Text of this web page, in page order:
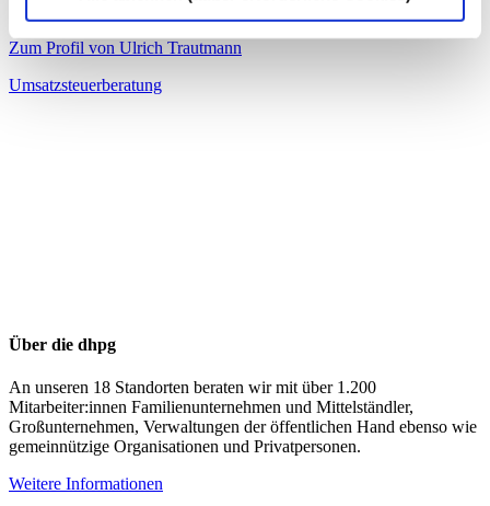
Zum Profil von Ulrich Trautmann
Umsatzsteuerberatung
Über die dhpg
An unseren 18 Standorten beraten wir mit über 1.200
Mitarbeiter:innen Familienunternehmen und Mittelständler,
Großunternehmen, Verwaltungen der öffentlichen Hand ebenso wie
gemeinnützige Organisationen und Privatpersonen.
Weitere Informationen